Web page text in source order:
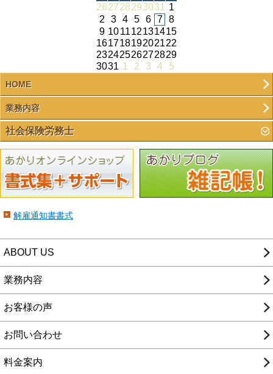
262728293031
1
2
3 4 5 6 7
8
9 101112131415
16171819202122
23242526272829
3031 1 2 3 4 5
HOME
業務内容
社会保険労務士
解雇通知書書式
ABOUT US
業務内容
お客様の声
お問い合わせ
料金案内